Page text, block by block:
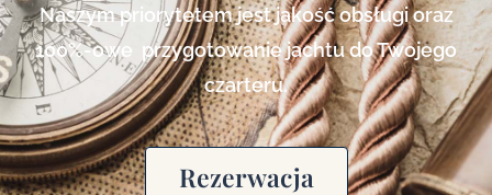
Naszym priorytetem jest jakość obsługi oraz
100%-owe przygotowanie jachtu do Twojego
czarteru.
Rezerwacja